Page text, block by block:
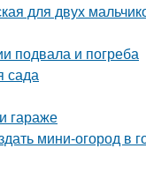
для двух
подвала и погреба
сада
гараже
мини-огород в